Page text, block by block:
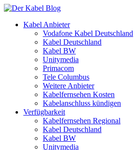
Kabel Anbieter
Vodafone Kabel Deutschland
Kabel Deutschland
Kabel BW
Unitymedia
Primacom
Tele Columbus
Weitere Anbieter
Kabelfernsehen Kosten
Kabelanschluss kündigen
Verfügbarkeit
Kabelfernsehen Regional
Kabel Deutschland
Kabel BW
Unitymedia